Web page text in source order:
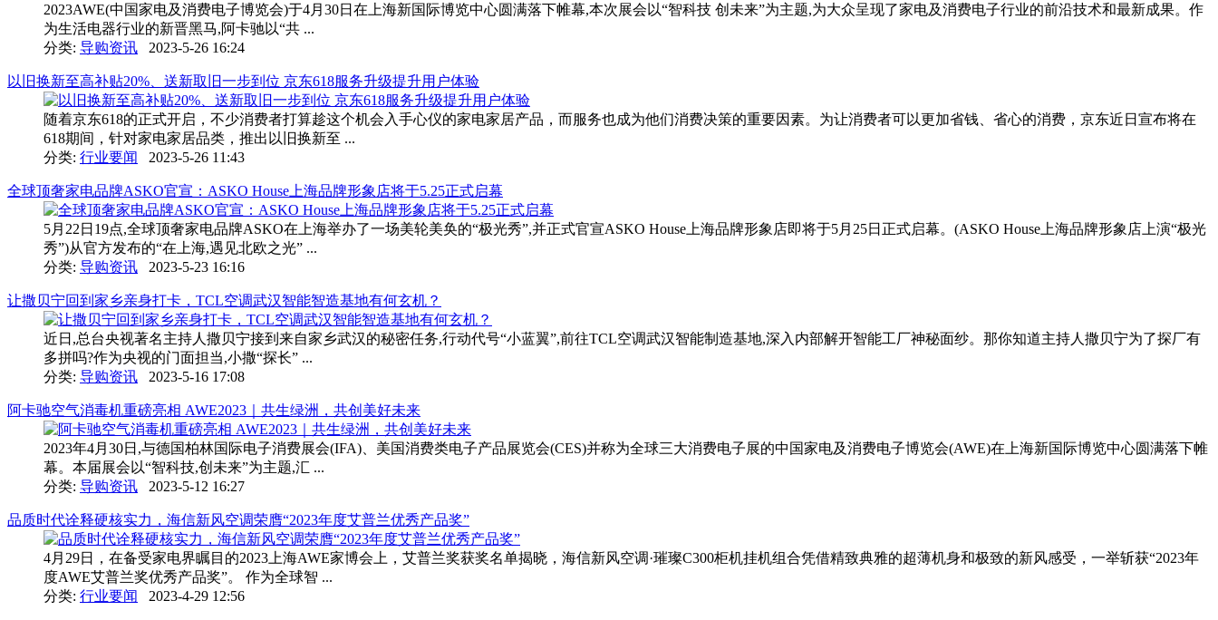
2023AWE(中国家电及消费电子博览会)于4月30日在上海新国际博览中心圆满落下帷幕,本次展会以“智科技 创未来”为主题,为大众呈现了家电及消费电子行业的前沿技术和最新成果。作
为生活电器行业的新晋黑马,阿卡驰以“共 ...
分类: 导购资讯 2023-5-26 16:24
以旧换新至高补贴20%、送新取旧一步到位 京东618服务升级提升用户体验
随着京东618的正式开启，不少消费者打算趁这个机会入手心仪的家电家居产品，而服务也成为他们消费决策的重要因素。为让消费者可以更加省钱、省心的消费，京东近日宣布将在
618期间，针对家电家居品类，推出以旧换新至 ...
分类: 行业要闻 2023-5-26 11:43
全球顶奢家电品牌ASKO官宣：ASKO House上海品牌形象店将于5.25正式启幕
5月22日19点,全球顶奢家电品牌ASKO在上海举办了一场美轮美奂的“极光秀”,并正式官宣ASKO House上海品牌形象店即将于5月25日正式启幕。(ASKO House上海品牌形象店上演“极光
秀”)从官方发布的“在上海,遇见北欧之光” ...
分类: 导购资讯 2023-5-23 16:16
让撒贝宁回到家乡亲身打卡，TCL空调武汉智能智造基地有何玄机？
近日,总台央视著名主持人撒贝宁接到来自家乡武汉的秘密任务,行动代号“小蓝翼”,前往TCL空调武汉智能制造基地,深入内部解开智能工厂神秘面纱。那你知道主持人撒贝宁为了探厂有
多拼吗?作为央视的门面担当,小撒“探长” ...
分类: 导购资讯 2023-5-16 17:08
阿卡驰空气消毒机重磅亮相 AWE2023｜共生绿洲，共创美好未来
2023年4月30日,与德国柏林国际电子消费展会(IFA)、美国消费类电子产品展览会(CES)并称为全球三大消费电子展的中国家电及消费电子博览会(AWE)在上海新国际博览中心圆满落下帷
幕。本届展会以“智科技,创未来”为主题,汇 ...
分类: 导购资讯 2023-5-12 16:27
品质时代诠释硬核实力，海信新风空调荣膺“2023年度艾普兰优秀产品奖”
4月29日，在备受家电界瞩目的2023上海AWE家博会上，艾普兰奖获奖名单揭晓，海信新风空调·璀璨C300柜机挂机组合凭借精致典雅的超薄机身和极致的新风感受，一举斩获“2023年
度AWE艾普兰奖优秀产品奖”。 作为全球智 ...
分类: 行业要闻 2023-4-29 12:56